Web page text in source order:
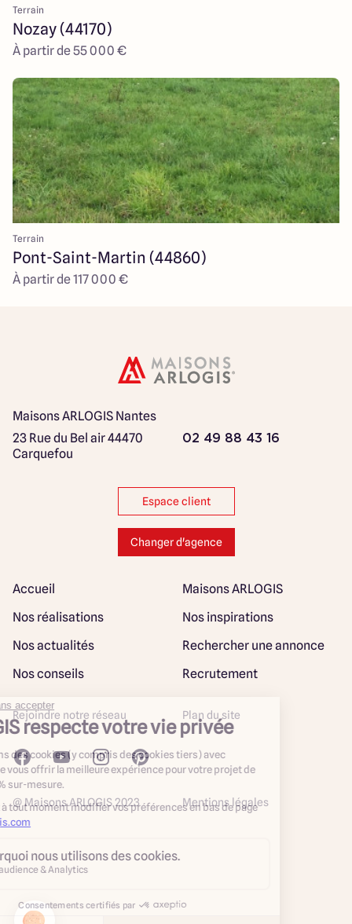
Terrain
Nozay (44170)
À partir de 55 000 €
Terrain
Pont-Saint-Martin (44860)
À partir de 117 000 €
Maisons ARLOGIS Nantes
23 Rue du Bel air44470
Carquefou
02 49 88 43 16
Espace client
Changer d'agence
Accueil
Maisons ARLOGIS
Nos réalisations
Nos inspirations
Nos actualités
Rechercher une annonce
Nos conseils
Recrutement
Mentions légales
Rejoindre notre réseau Plan du site
@ Maisons ARLOGIS 2023